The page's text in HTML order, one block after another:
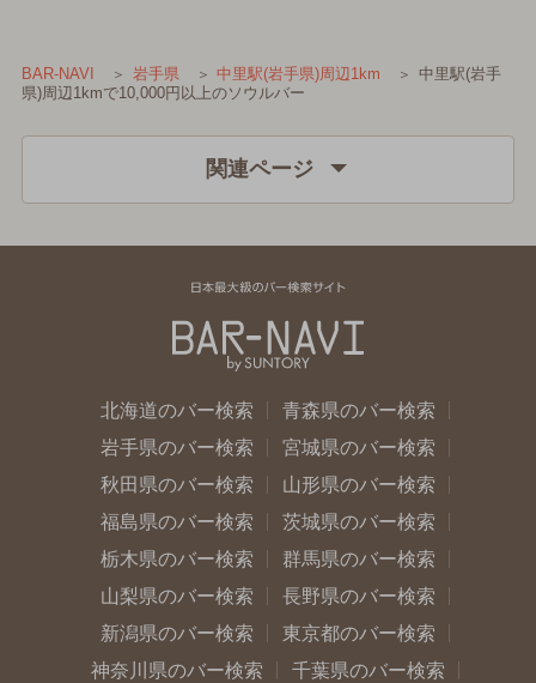
BAR-NAVI 岩手県 中里駅(岩手県)周辺1km
中里駅(岩手
県)周辺1kmで10,000円以上のソウルバー
関連ページ
北海道のバー検索
青森県のバー検索
岩手県のバー検索
宮城県のバー検索
秋田県のバー検索
山形県のバー検索
福島県のバー検索
茨城県のバー検索
栃木県のバー検索
群馬県のバー検索
山梨県のバー検索
長野県のバー検索
新潟県のバー検索
東京都のバー検索
神奈川県のバー検索
千葉県のバー検索